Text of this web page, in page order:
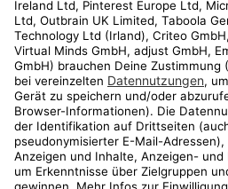
Kundenservice
Shop
Aktionen
Travel